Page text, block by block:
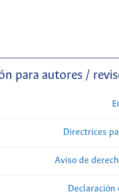
para autores /
Directrices
Aviso de